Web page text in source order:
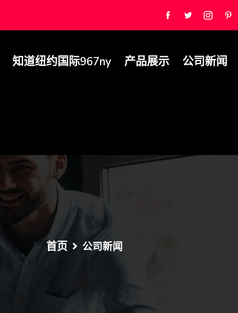
知道纽约国际967ny 产品展示 公司新闻
首页 公司新闻